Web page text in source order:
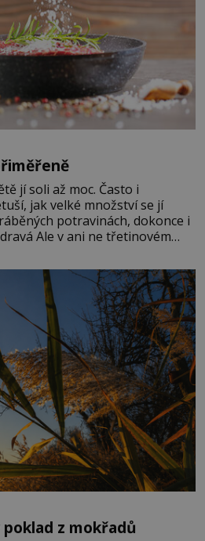
jí soli až moc. Často i
jak velké množství se jí
potravinách, dokonce i
Ale v ani ne třetinovém
chlór – jsou zásadní pro
poklad z mokřadů